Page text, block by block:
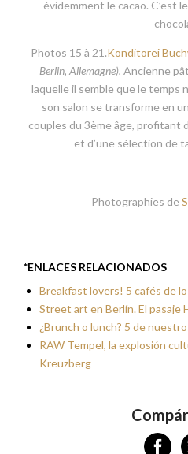
évidemment le cacao. C’est
Photos 15 à 21.Konditorei
Berlin, Allemagne). Ancienne
laquelle il semble que le temps
son salon se transforme en
couples du 3ème âge, profitant
et d’une sélection de
Photographies de
*ENLACES RELACIONADOS
Breakfast lovers! 5 cafés de
Street art en Berlín. El pasaje
¿Brunch o lunch? 5 de
RAW Tempel, la explosión
Kreuzberg